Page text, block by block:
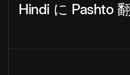
Hindi に Pashto